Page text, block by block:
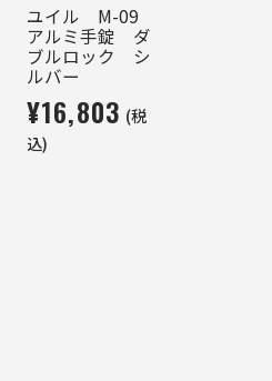
ユイル M-09
アルミ手錠 ダ
ブルロック シ
ルバー
¥16,803 (税
込)